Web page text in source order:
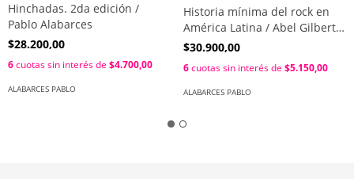
Hinchadas. 2da edición /
Pablo Alabarces
$28.200,00
6cuotas sin interés de $4.700,00
ALABARCES PABLO
Historia mínima del rock en
América Latina / Abel Gilbert ;
Pablo Alabarces
$30.900,00
6cuotas sin interés de $5.150,00
ALABARCES PABLO